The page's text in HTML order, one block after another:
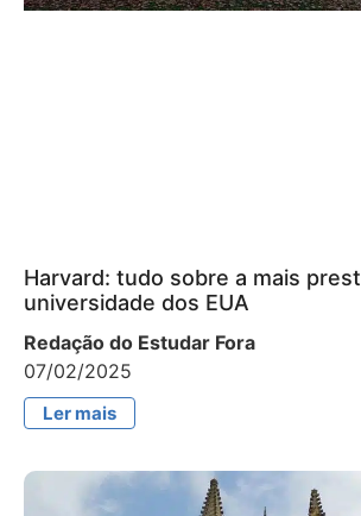
Harvard: tudo sobre a mais
universidade dos EUA
Redação do Estudar Fora
07/02/2025
Ler mais